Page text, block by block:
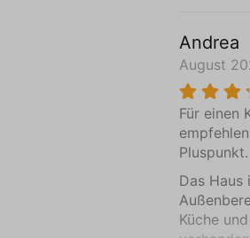
Andrea
August
Für einen
Pluspunkt.
Das
Küche